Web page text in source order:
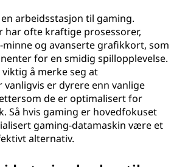
arbeidsstasjon til gaming.
har ofte kraftige prosessorer,
minne og avanserte grafikkort, som
for en smidig spillopplevelse.
å merke seg at
er dyrere enn vanlige
de er optimalisert for
Så hvis gaming er hovedfokuset
gaming-datamaskin være et
alternativ.